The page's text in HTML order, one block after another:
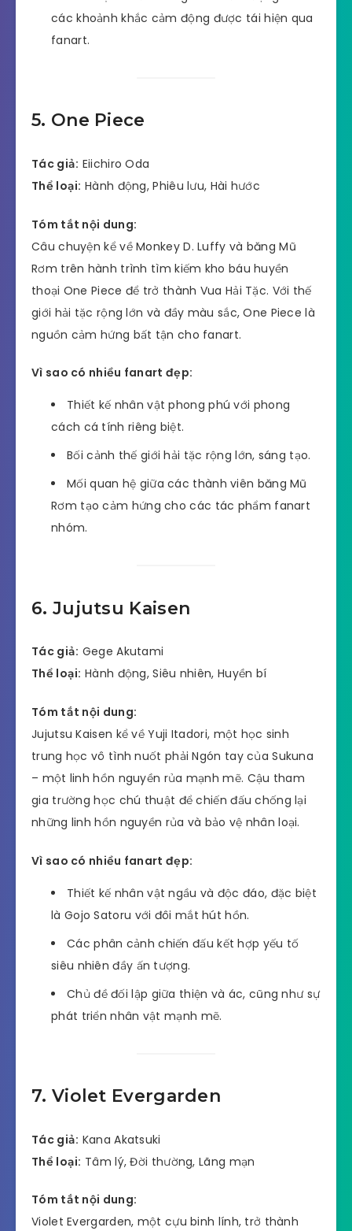
các khoảnh khắc cảm động được tái hiện qua
fanart.
5. One Piece
Tác giả: Eiichiro Oda
Thể loại: Hành động, Phiêu lưu, Hài hước
Tóm tắt nội dung:
Câu chuyện kể về Monkey D. Luffy và băng Mũ
Rơm trên hành trình tìm kiếm kho báu huyền
thoại One Piece để trở thành Vua Hải Tặc. Với thế
giới hải tặc rộng lớn và đầy màu sắc, One Piece là
nguồn cảm hứng bất tận cho fanart.
Vì sao có nhiều fanart đẹp:
Thiết kế nhân vật phong phú với phong
cách cá tính riêng biệt.
Bối cảnh thế giới hải tặc rộng lớn, sáng tạo.
Mối quan hệ giữa các thành viên băng Mũ
Rơm tạo cảm hứng cho các tác phẩm fanart
nhóm.
6. Jujutsu Kaisen
Tác giả: Gege Akutami
Thể loại: Hành động, Siêu nhiên, Huyền bí
Tóm tắt nội dung:
Jujutsu Kaisen kể về Yuji Itadori, một học sinh
trung học vô tình nuốt phải Ngón tay của Sukuna
– một linh hồn nguyền rủa mạnh mẽ. Cậu tham
gia trường học chú thuật để chiến đấu chống lại
những linh hồn nguyền rủa và bảo vệ nhân loại.
Vì sao có nhiều fanart đẹp:
Thiết kế nhân vật ngầu và độc đáo, đặc biệt
là Gojo Satoru với đôi mắt hút hồn.
Các phân cảnh chiến đấu kết hợp yếu tố
siêu nhiên đầy ấn tượng.
Chủ đề đối lập giữa thiện và ác, cũng như sự
phát triển nhân vật mạnh mẽ.
7. Violet Evergarden
Tác giả: Kana Akatsuki
Thể loại: Tâm lý, Đời thường, Lãng mạn
Tóm tắt nội dung:
Violet Evergarden, một cựu binh lính, trở thành